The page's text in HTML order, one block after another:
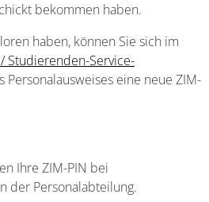
bekommen haben.
haben, können Sie sich im
Studierenden-Service-
Personalausweises eine neue ZIM-
Ihre ZIM-PIN bei
der Personalabteilung.